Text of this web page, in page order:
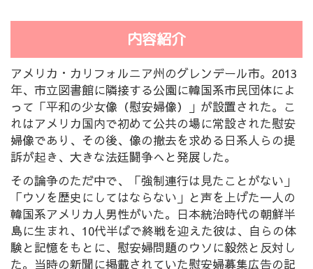
内容紹介
アメリカ・カリフォルニア州のグレンデール市。2013
年、市立図書館に隣接する公園に韓国系市民団体によ
って「平和の少女像（慰安婦像）」が設置された。こ
れはアメリカ国内で初めて公共の場に常設された慰安
婦像であり、その後、像の撤去を求める日系人らの提
訴が起き、大きな法廷闘争へと発展した。
その論争のただ中で、「強制連行は見たことがない」
「ウソを歴史にしてはならない」と声を上げた一人の
韓国系アメリカ人男性がいた。日本統治時代の朝鮮半
島に生まれ、10代半ばで終戦を迎えた彼は、自らの体
験と記憶をもとに、慰安婦問題のウソに毅然と反対し
た。当時の新聞に掲載されていた慰安婦募集広告の記